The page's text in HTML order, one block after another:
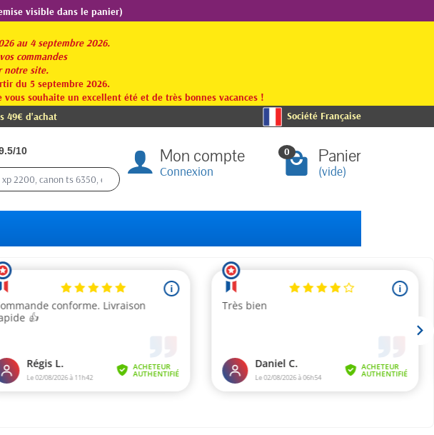
visible dans le panier)
au 4 septembre 2026.
commandes
notre site.
du 5 septembre 2026.
souhaite un excellent été et de très bonnes vacances !
49€ d'achat Société Française
10 Mon compte
Connexion
0 Panier
(vide)